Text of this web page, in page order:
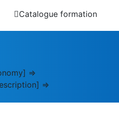
Catalogue formation
=>
=>